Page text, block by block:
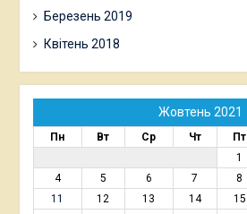
Березень 2019
Квітень 2018
Жовтень 2021
Пн Вт Ср Чт Пт
1
4
5 6 7 8
11
12 13 14 15